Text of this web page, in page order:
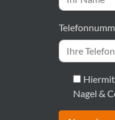
Nagel &